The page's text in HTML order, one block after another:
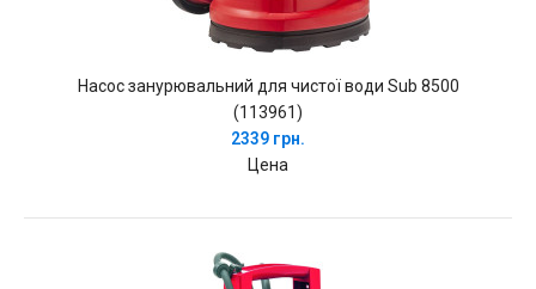
Насос занурювальний для чистої води Sub 8500
(113961)
2339 грн.
Цена